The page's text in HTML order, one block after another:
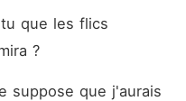
que les flics
?
suppose que j'aurais